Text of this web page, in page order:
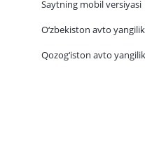
Saytning mobil versiyasi
O‘zbekiston avto
Qozog‘iston avto